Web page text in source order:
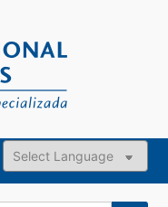
Powered by